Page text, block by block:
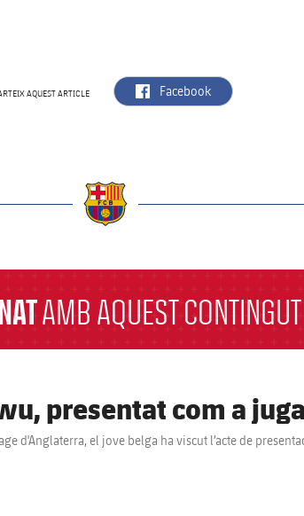
AQUEST ARTICLE label.aria.facebook
Facebook
AMB AQUEST CONTINGUT
presentat com a
d'Anglaterra, el jove belga ha viscut l’acte de